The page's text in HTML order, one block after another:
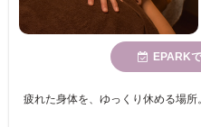
EPARK
疲れた身体を、ゆっくり休める場所。